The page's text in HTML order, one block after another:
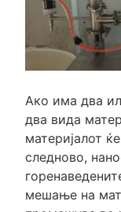
Ако има два
два вида
материјалот
следново,
мешање на